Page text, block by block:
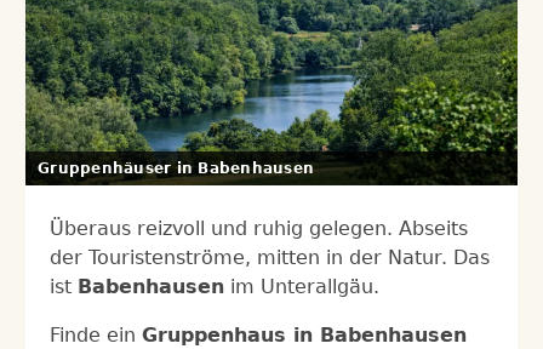
Gruppenhäuser in Babenhausen
Überaus reizvoll und ruhig gelegen. Abseits
der Touristenströme, mitten in der Natur. Das
ist Babenhausen im Unterallgäu.
Finde ein Gruppenhaus in Babenhausen